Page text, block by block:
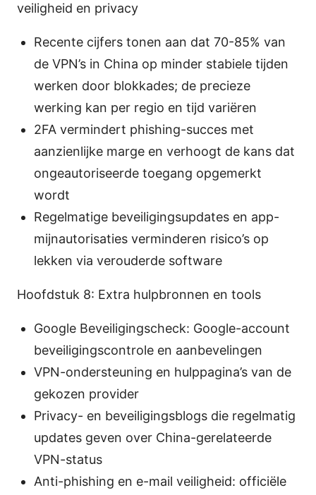
veiligheid en privacy
Recente cijfers tonen aan dat 70-85% van
de VPN’s in China op minder stabiele tijden
werken door blokkades; de precieze
werking kan per regio en tijd variëren
2FA vermindert phishing-succes met
aanzienlijke marge en verhoogt de kans dat
ongeautoriseerde toegang opgemerkt
wordt
Regelmatige beveiligingsupdates en app-
mijnautorisaties verminderen risico’s op
lekken via verouderde software
Hoofdstuk 8: Extra hulpbronnen en tools
Google Beveiligingscheck: Google-account
beveiligingscontrole en aanbevelingen
VPN-ondersteuning en hulppagina’s van de
gekozen provider
Privacy- en beveiligingsblogs die regelmatig
updates geven over China-gerelateerde
VPN-status
Anti-phishing en e-mail veiligheid: officiële